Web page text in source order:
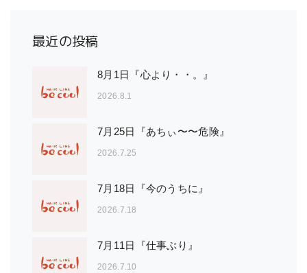
最近の投稿
8月1日『心より・・。』
2026.8.1
7月25日『あちぃ〜〜危険』
2026.7.25
7月18日『今のうちに』
2026.7.18
7月11日『仕事ぶり』
2026.7.10